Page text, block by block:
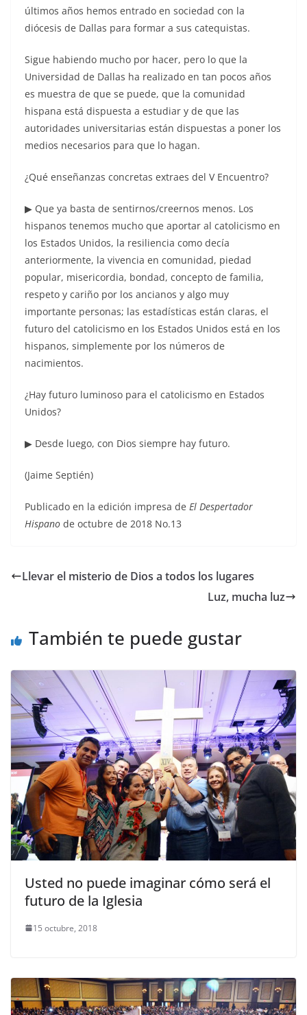
últimos años hemos entrado en sociedad con la
diócesis de Dallas para formar a sus catequistas.
Sigue habiendo mucho por hacer, pero lo que la
Universidad de Dallas ha realizado en tan pocos años
es muestra de que se puede, que la comunidad
hispana está dispuesta a estudiar y de que las
autoridades universitarias están dispuestas a poner los
medios necesarios para que lo hagan.
¿Qué enseñanzas concretas extraes del V Encuentro?
▶ Que ya basta de sentirnos/creernos menos. Los
hispanos tenemos mucho que aportar al catolicismo en
los Estados Unidos, la resiliencia como decía
anteriormente, la vivencia en comunidad, piedad
popular, misericordia, bondad, concepto de familia,
respeto y cariño por los ancianos y algo muy
importante personas; las estadísticas están claras, el
futuro del catolicismo en los Estados Unidos está en los
hispanos, simplemente por los números de
nacimientos.
¿Hay futuro luminoso para el catolicismo en Estados
Unidos?
▶ Desde luego, con Dios siempre hay futuro.
(Jaime Septién)
Publicado en la edición impresa de El Despertador
Hispano de octubre de 2018 No.13
Llevar el misterio de Dios a todos los lugares
Luz, mucha luz
También te puede gustar
Usted no puede imaginar cómo será el
futuro de la Iglesia
15 octubre, 2018